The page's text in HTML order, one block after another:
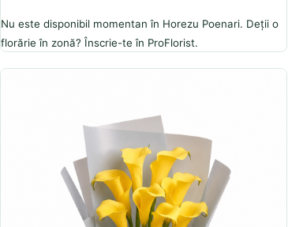
Nu este disponibil momentan în Horezu Poenari. Deții o
florărie în zonă? Înscrie-te în ProFlorist.